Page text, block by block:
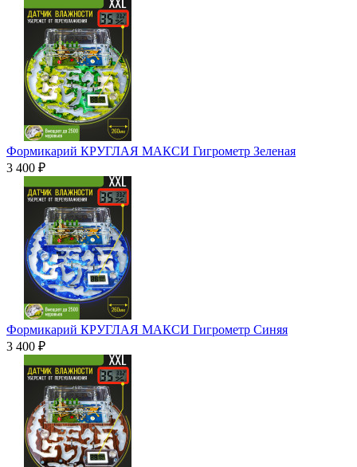
Формикарий КРУГЛАЯ МАКСИ Гигрометр Зеленая
3 400 ₽
Формикарий КРУГЛАЯ МАКСИ Гигрометр Синяя
3 400 ₽